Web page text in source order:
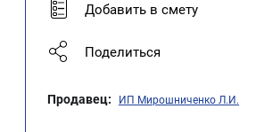
Добавить в смету
Поделиться
Продавец: ИП Мирошниченко Л.И.